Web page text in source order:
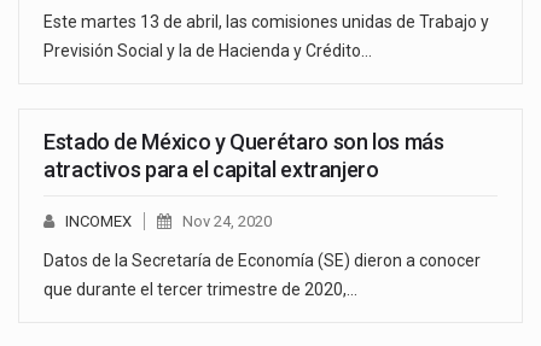
Este martes 13 de abril, las comisiones unidas de Trabajo y
Previsión Social y la de Hacienda y Crédito…
Estado de México y Querétaro son los más
atractivos para el capital extranjero
INCOMEX Nov 24, 2020
Datos de la Secretaría de Economía (SE) dieron a conocer
que durante el tercer trimestre de 2020,…